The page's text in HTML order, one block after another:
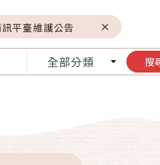
平臺維護公告
全部分類 搜